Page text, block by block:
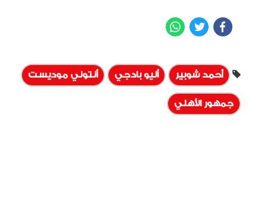
Facebook
Twitter
أحمد شوبير أليو بادجي أنتوني موديست
جمهور الأهلي